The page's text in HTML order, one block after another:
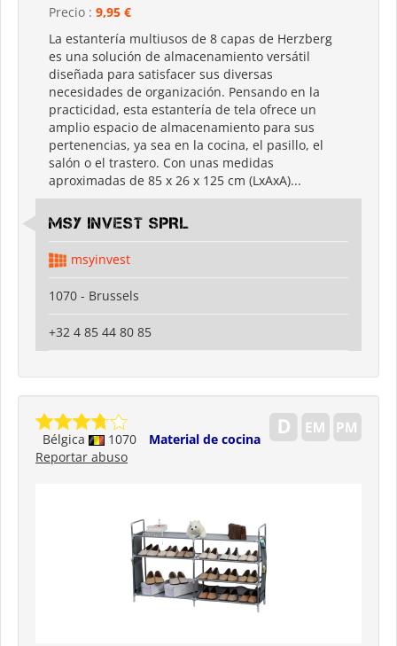
Precio : 9,95 €
La estantería multiusos de 8 capas de Herzberg
es una solución de almacenamiento versátil
diseñada para satisfacer sus diversas
necesidades de organización. Pensando en la
practicidad, esta estantería de tela ofrece un
amplio espacio de almacenamiento para sus
pertenencias, ya sea en la cocina, el pasillo, el
salón o el trastero. Con unas medidas
aproximadas de 85 x 26 x 125 cm (LxAxA)...
MSY INVEST SPRL
msyinvest
1070 - Brussels
+32 4 85 44 80 85
Bélgica 1070
Material de cocina
Reportar abuso